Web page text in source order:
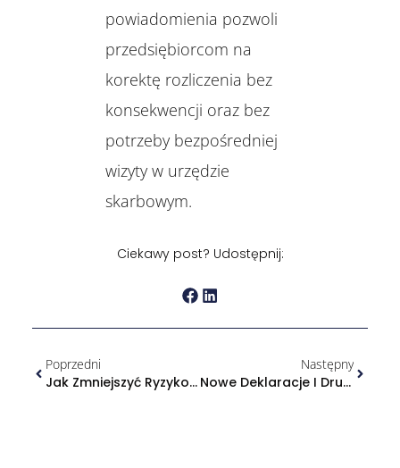
powiadomienia pozwoli
przedsiębiorcom na
korektę rozliczenia bez
konsekwencji oraz bez
potrzeby bezpośredniej
wizyty w urzędzie
skarbowym.
Ciekawy post? Udostępnij:
Poprzedni
Jak Zmniejszyć Ryzyko Związane Z Wdrożeniem Systemu ERP Na Przykładzie Sage X3
Następny
Nowe Deklaracje I Druki ZUS Od 1 Stycznia 2019